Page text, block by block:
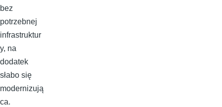
bez
potrzebnej
infrastruktur
y, na
dodatek
słabo się
modernizują
ca.